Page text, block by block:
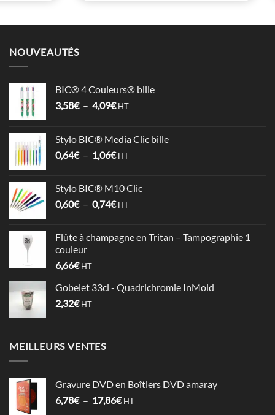
NOUVEAUTÉS
BIC® 4 Couleurs® bille
3,58€ – 4,09€Plage
3,58€
à
HT
Stylo BIC® Media Clic bille
0,64€ – 1,06€Plage
0,64€
à
HT
Stylo BIC® M10 Clic
0,60€ – 0,74€Plage
0,60€
HT
Flûte à champagne en Tritan – Tampographie 1
couleur
6,66€ HT
Gobelet 33cl - Quadrichromie InMold
2,32€ HT
MEILLEURS VENTES
Gravure DVD en Boîtiers DVD amaray
6,78€ – 17,86€Plage
HT